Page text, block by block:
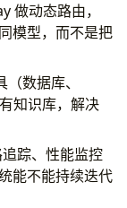
做动态路由，
模型，而不是把
数据库、
知识库，解决
踪、性能监控
能不能持续迭代